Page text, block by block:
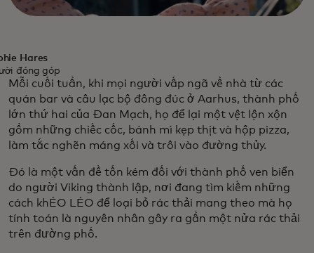
Hares
đóng góp
Mỗi cuối tuần, khi mọi người vấp ngã về nhà từ các
quán bar và câu lạc bộ đông đúc ở Aarhus, thành phố
lớn thứ hai của Đan Mạch, họ để lại một vệt lộn xộn
gồm những chiếc cốc, bánh mì kẹp thịt và hộp pizza,
làm tắc nghẽn máng xối và trôi vào đường thủy.
Đó là một vấn đề tốn kém đối với thành phố ven biển
do người Viking thành lập, nơi đang tìm kiếm những
cách khÉO LÉO để loại bỏ rác thải mang theo mà họ
tính toán là nguyên nhân gây ra gần một nửa rác thải
trên đường phố.